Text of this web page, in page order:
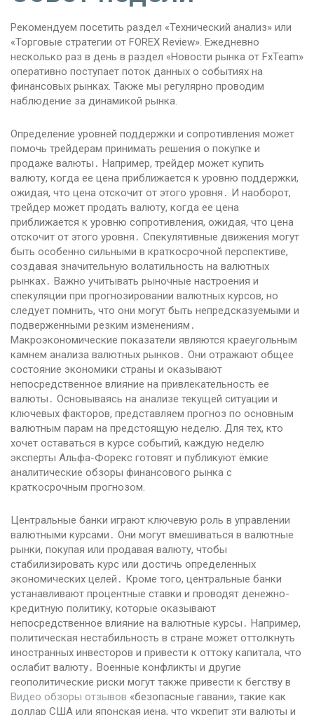
Рекомендуем посетить раздел «Технический анализ» или
«Торговые стратегии от FOREX Review». Ежедневно
несколько раз в день в раздел «Новости рынка от FxTeam»
оперативно поступает поток данных о событиях на
финансовых рынках. Также мы регулярно проводим
наблюдение за динамикой рынка.
Определение уровней поддержки и сопротивления может
помочь трейдерам принимать решения о покупке и
продаже валюты․ Например, трейдер может купить
валюту, когда ее цена приближается к уровню поддержки,
ожидая, что цена отскочит от этого уровня․ И наоборот,
трейдер может продать валюту, когда ее цена
приближается к уровню сопротивления, ожидая, что цена
отскочит от этого уровня․ Спекулятивные движения могут
быть особенно сильными в краткосрочной перспективе,
создавая значительную волатильность на валютных
рынках․ Важно учитывать рыночные настроения и
спекуляции при прогнозировании валютных курсов, но
следует помнить, что они могут быть непредсказуемыми и
подверженными резким изменениям․
Макроэкономические показатели являются краеугольным
камнем анализа валютных рынков․ Они отражают общее
состояние экономики страны и оказывают
непосредственное влияние на привлекательность ее
валюты․ Основываясь на анализе текущей ситуации и
ключевых факторов, представляем прогноз по основным
валютным парам на предстоящую неделю. Для тех, кто
хочет оставаться в курсе событий, каждую неделю
эксперты Альфа-Форекс готовят и публикуют ёмкие
аналитические обзоры финансового рынка с
краткосрочным прогнозом.
Центральные банки играют ключевую роль в управлении
валютными курсами․ Они могут вмешиваться в валютные
рынки, покупая или продавая валюту, чтобы
стабилизировать курс или достичь определенных
экономических целей․ Кроме того, центральные банки
устанавливают процентные ставки и проводят денежно-
кредитную политику, которые оказывают
непосредственное влияние на валютные курсы․ Например,
политическая нестабильность в стране может оттолкнуть
иностранных инвесторов и привести к оттоку капитала, что
ослабит валюту․ Военные конфликты и другие
геополитические риски могут также привести к бегству в
Видео обзоры отзывов «безопасные гавани», такие как
доллар США или японская иена, что укрепит эти валюты и